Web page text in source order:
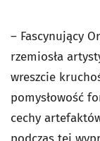
– Fascynujący
rzemiosła
wreszcie
pomysłowość
cechy